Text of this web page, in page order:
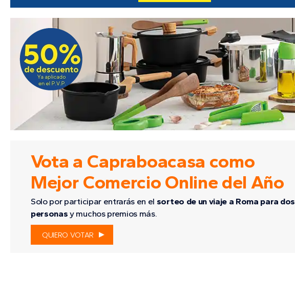
Vota a Capraboacasa como
Mejor Comercio Online del Año
Solo por participar entrarás en el sorteo de un viaje a Roma para dos
personas y muchos premios más.
QUIERO VOTAR